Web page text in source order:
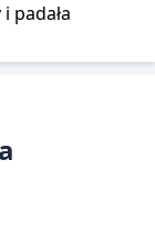
padała